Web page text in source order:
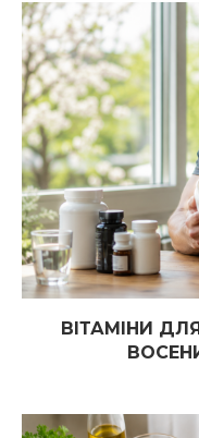
ВІТАМІНИ